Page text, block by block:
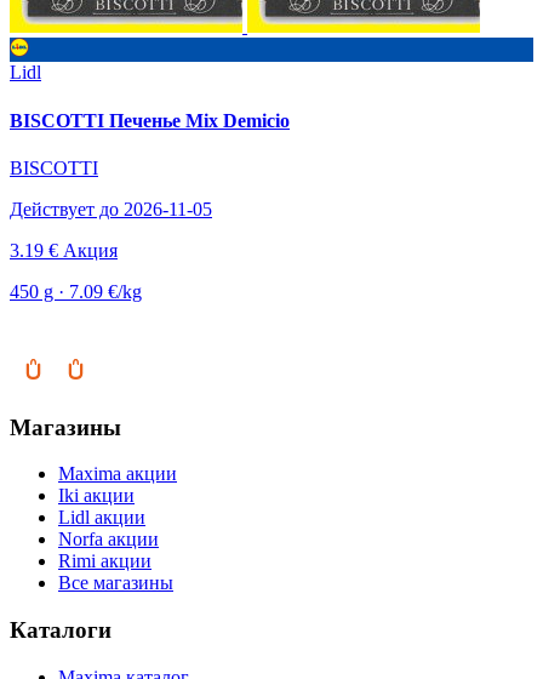
Lidl
BISCOTTI Печенье Mix Demicio
BISCOTTI
Действует до 2026-11-05
3.19 € Акция
450 g · 7.09 €/kg
Магазины
Maxima акции
Iki акции
Lidl акции
Norfa акции
Rimi акции
Все магазины
Каталоги